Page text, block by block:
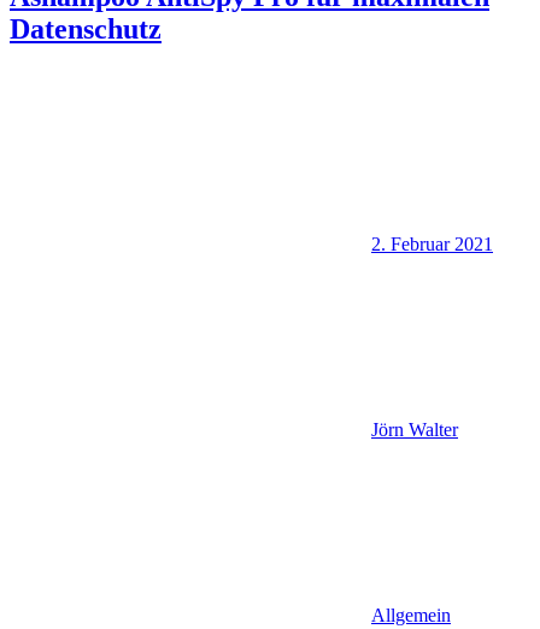
Datenschutz
2. Februar 2021
Jörn Walter
Allgemein